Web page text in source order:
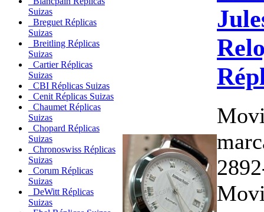
Suizas
Breguet Réplicas
Suizas
Breitling Réplicas
Suizas
Cartier Réplicas
Suizas
CBI Réplicas Suizas
Cenit Réplicas Suizas
Chaumet Réplicas
Suizas
Chopard Réplicas
Suizas
Chronoswiss Réplicas
Suizas
Corum Réplicas
Suizas
DeWitt Réplicas
Suizas